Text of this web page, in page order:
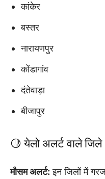
कांकेर
बस्तर
नारायणपुर
कोंडागांव
दंतेवाड़ा
बीजापुर
🟡 येलो अलर्ट वाले जिले
मौसम अलर्ट: इन जिलों में